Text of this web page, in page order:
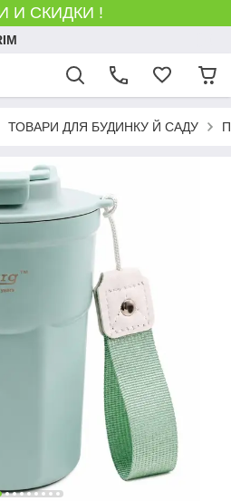
И СКИДКИ !
ТОВАРИ ДЛЯ БУДИНКУ Й САДУ